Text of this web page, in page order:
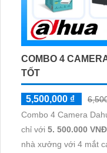
COMBO 4
TỐT
5,500,000 ₫
Combo 4 Camera
chỉ với 5. 500.000 VNĐ
nhà xưởng với 4 mắt